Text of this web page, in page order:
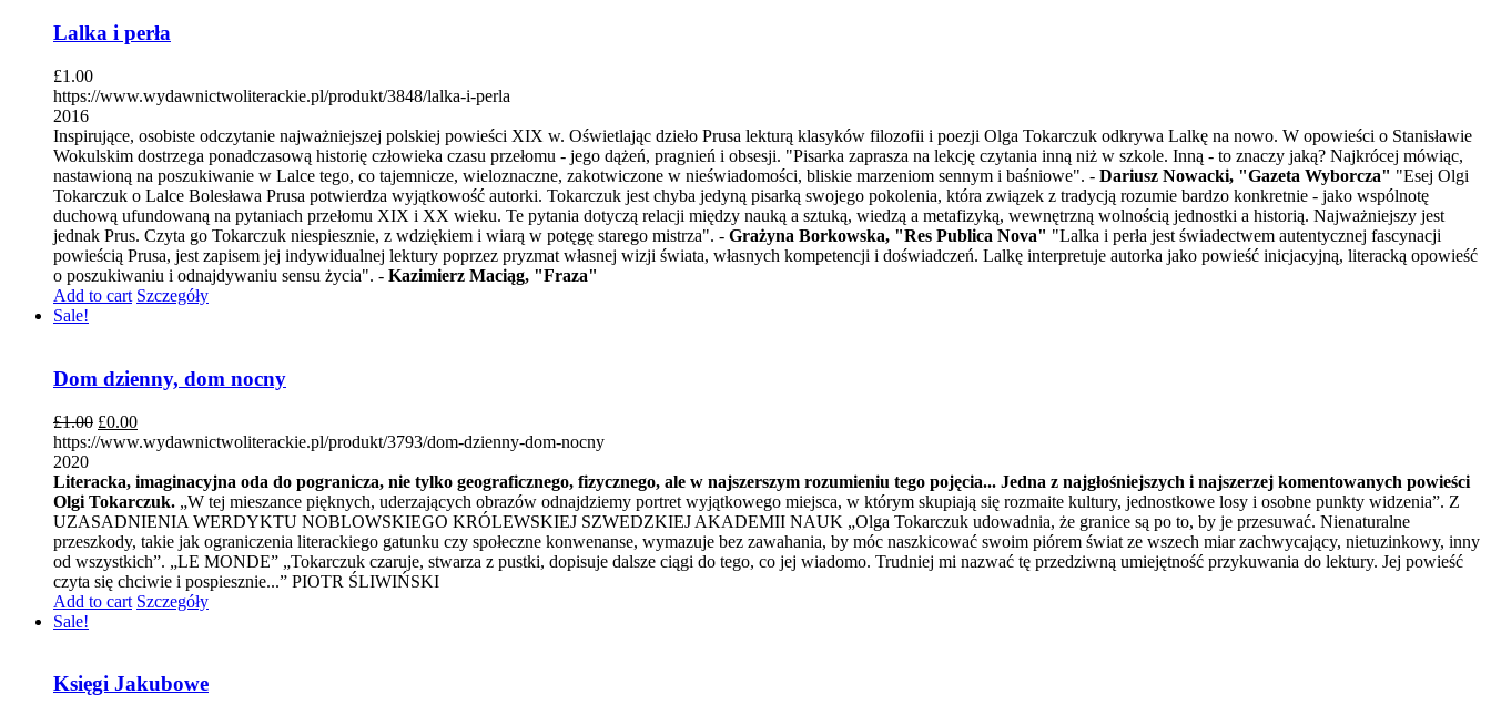
Lalka i perła
£1.00
https://www.wydawnictwoliterackie.pl/produkt/3848/lalka-i-perla
2016
Inspirujące, osobiste odczytanie najważniejszej polskiej powieści XIX w. Oświetlając dzieło Prusa lekturą klasyków filozofii i poezji Olga Tokarczuk odkrywa Lalkę na nowo. W opowieści o Stanisławie
Wokulskim dostrzega ponadczasową historię człowieka czasu przełomu - jego dążeń, pragnień i obsesji. "Pisarka zaprasza na lekcję czytania inną niż w szkole. Inną - to znaczy jaką? Najkrócej mówiąc,
nastawioną na poszukiwanie w Lalce tego, co tajemnicze, wieloznaczne, zakotwiczone w nieświadomości, bliskie marzeniom sennym i baśniowe". - Dariusz Nowacki, "Gazeta Wyborcza" "Esej Olgi
Tokarczuk o Lalce Bolesława Prusa potwierdza wyjątkowość autorki. Tokarczuk jest chyba jedyną pisarką swojego pokolenia, która związek z tradycją rozumie bardzo konkretnie - jako wspólnotę
duchową ufundowaną na pytaniach przełomu XIX i XX wieku. Te pytania dotyczą relacji między nauką a sztuką, wiedzą a metafizyką, wewnętrzną wolnością jednostki a historią. Najważniejszy jest
jednak Prus. Czyta go Tokarczuk niespiesznie, z wdziękiem i wiarą w potęgę starego mistrza". - Grażyna Borkowska, "Res Publica Nova" "Lalka i perła jest świadectwem autentycznej fascynacji
powieścią Prusa, jest zapisem jej indywidualnej lektury poprzez pryzmat własnej wizji świata, własnych kompetencji i doświadczeń. Lalkę interpretuje autorka jako powieść inicjacyjną, literacką opowieść
o poszukiwaniu i odnajdywaniu sensu życia". - Kazimierz Maciąg, "Fraza"
Add to cart Szczegóły
Sale!
Dom dzienny, dom nocny
£1.00 £0.00
https://www.wydawnictwoliterackie.pl/produkt/3793/dom-dzienny-dom-nocny
2020
Literacka, imaginacyjna oda do pogranicza, nie tylko geograficznego, fizycznego, ale w najszerszym rozumieniu tego pojęcia... Jedna z najgłośniejszych i najszerzej komentowanych powieści
Olgi Tokarczuk. „W tej mieszance pięknych, uderzających obrazów odnajdziemy portret wyjątkowego miejsca, w którym skupiają się rozmaite kultury, jednostkowe losy i osobne punkty widzenia”. Z
UZASADNIENIA WERDYKTU NOBLOWSKIEGO KRÓLEWSKIEJ SZWEDZKIEJ AKADEMII NAUK „Olga Tokarczuk udowadnia, że granice są po to, by je przesuwać. Nienaturalne
przeszkody, takie jak ograniczenia literackiego gatunku czy społeczne konwenanse, wymazuje bez zawahania, by móc naszkicować swoim piórem świat ze wszech miar zachwycający, nietuzinkowy, inny
od wszystkich”. „LE MONDE” „Tokarczuk czaruje, stwarza z pustki, dopisuje dalsze ciągi do tego, co jej wiadomo. Trudniej mi nazwać tę przedziwną umiejętność przykuwania do lektury. Jej powieść
czyta się chciwie i pospiesznie...” PIOTR ŚLIWIŃSKI
Add to cart Szczegóły
Sale!
Księgi Jakubowe